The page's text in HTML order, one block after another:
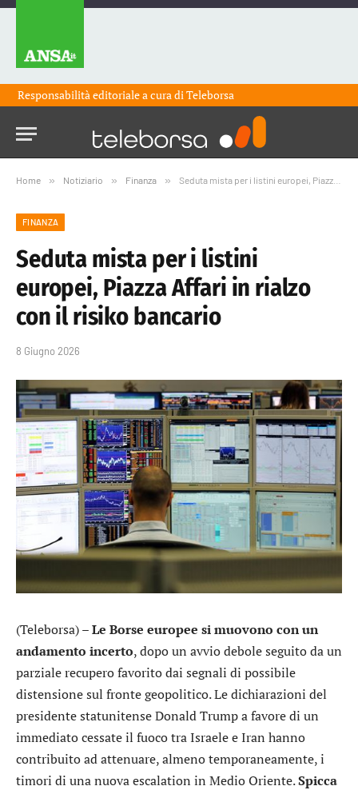
Responsabilità editoriale a cura diTeleborsa
Home » Notiziario » Finanza » Seduta mista per i listini europei, Piazza Affari in rialzo con il risiko bancario
FINANZA
Seduta mista per i listini
europei, Piazza Affari in rialzo
con il risiko bancario
8 Giugno 2026
(Teleborsa) –Le Borse europee si muovono con un
andamento incerto, dopo un avvio debole seguito da un
parziale recupero favorito dai segnali di possibile
distensione sul fronte geopolitico. Le dichiarazioni del
presidente statunitense Donald Trump a favore di un
immediato cessate il fuoco tra Israele e Iran hanno
contribuito ad attenuare, almeno temporaneamente, i
timori di una nuova escalation in Medio Oriente.Spicca